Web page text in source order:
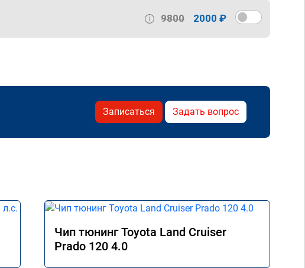
9800 2000 ₽
Записаться Задать вопрос
Чип тюнинг Toyota Land Cruiser
Prado 120 4.0